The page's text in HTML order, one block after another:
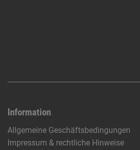
Information
Allgemeine Geschäftsbedingungen
Impressum & rechtliche Hinweise